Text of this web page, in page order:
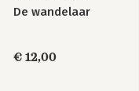
De wandelaar
€ 12,00